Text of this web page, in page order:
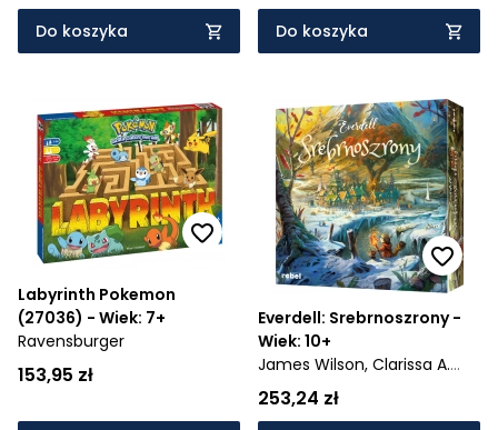
Do koszyka Do koszyka
Labyrinth Pokemon
(27036) - Wiek: 7+
Ravensburger
153,95 zł
Everdell: Srebrnoszrony -
Wiek: 10+
James Wilson, Clarissa A.
Wilson
253,24 zł